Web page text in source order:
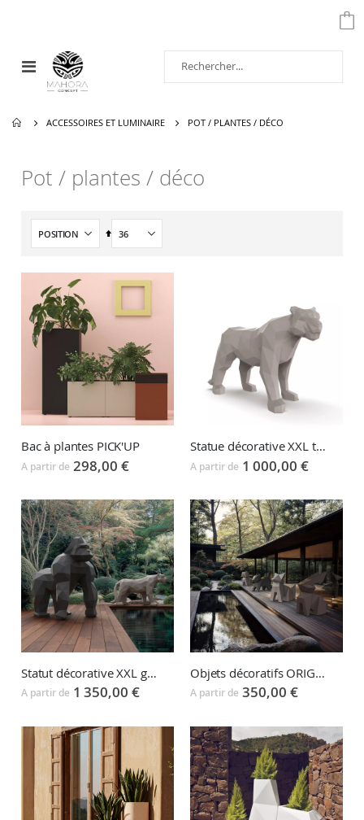
Affichage
navigation
ACCESSOIRES ET LUMINAIRE POT / PLANTES / DÉCO
Pot / plantes / déco
Par
ordre
Bac à plantes PICK'UP
A partir de 298,00 €
Statue décorative XXL tigre ORIGAMI HYOU
A partir de 1 000,00 €
Statut décorative XXL gorille ORIGAMI SARU
A partir de 1 350,00 €
Objets décoratifs ORIGAMI
A partir de 350,00 €